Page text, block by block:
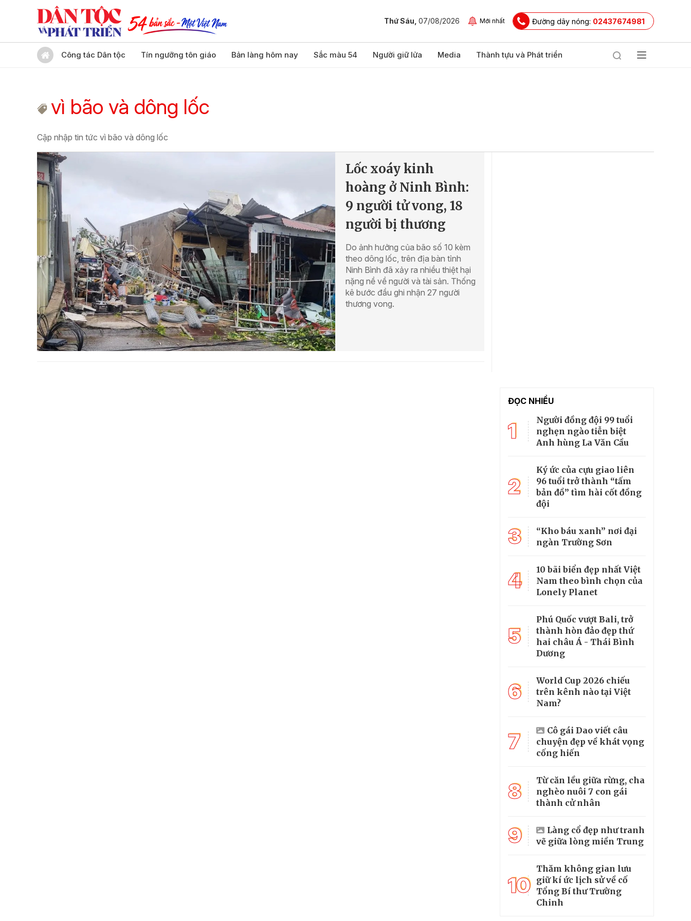
Thứ Sáu, 07/08/2026 Mới nhất Đường dây nóng: 02437674981
Công tác Dân tộc Tín ngưỡng tôn giáo Bản làng hôm nay Sắc màu 54 Người giữ lửa Media Thành tựu và Phát triển
vì bão và dông lốc
Cập nhập tin tức vì bão và dông lốc
Lốc xoáy kinh
hoàng ở Ninh Bình:
9 người tử vong, 18
người bị thương
Do ảnh hưởng của bão số 10 kèm
theo dông lốc, trên địa bàn tỉnh
Ninh Bình đã xảy ra nhiều thiệt hại
nặng nề về người và tài sản. Thống
kê bước đầu ghi nhận 27 người
thương vong.
ĐỌC NHIỀU
1
Người đồng đội 99 tuổi
nghẹn ngào tiễn biệt
Anh hùng La Văn Cầu
2
Ký ức của cựu giao liên
96 tuổi trở thành “tấm
bản đồ” tìm hài cốt đồng
đội
3
“Kho báu xanh” nơi đại
ngàn Trường Sơn
4
10 bãi biển đẹp nhất Việt
Nam theo bình chọn của
Lonely Planet
5
Phú Quốc vượt Bali, trở
thành hòn đảo đẹp thứ
hai châu Á - Thái Bình
Dương
6
World Cup 2026 chiếu
trên kênh nào tại Việt
Nam?
7
Cô gái Dao viết câu
chuyện đẹp về khát vọng
cống hiến
8
Từ căn lều giữa rừng, cha
nghèo nuôi 7 con gái
thành cử nhân
9
Làng cổ đẹp như tranh
vẽ giữa lòng miền Trung
10
Thăm không gian lưu
giữ kí ức lịch sử về cố
Tổng Bí thư Trường
Chinh